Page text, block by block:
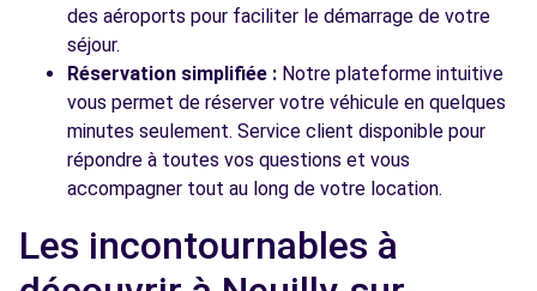
des aéroports pour faciliter le démarrage de votre
séjour.
Réservation simplifiée : Notre plateforme intuitive
vous permet de réserver votre véhicule en quelques
minutes seulement. Service client disponible pour
répondre à toutes vos questions et vous
accompagner tout au long de votre location.
Les incontournables à